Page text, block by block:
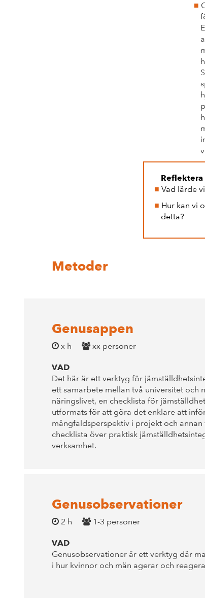
Reflektera
Vad lärde
Hur kan vi
detta?
Metoder
Genusappen
x h xx personer
VAD
Det här är ett verktyg för
ett samarbete mellan två universitet och
näringslivet, en checklista för
utformats för att göra det enklare att
mångfaldsperspektiv i projekt och
checklista över praktisk
verksamhet.
Genusobservationer
2 h 1-3 personer
VAD
Genusobservationer är ett verktyg där
i hur kvinnor och män agerar och